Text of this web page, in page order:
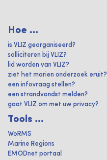
Hoe ...
is VLIZ georganiseerd?
solliciteren bij VLIZ?
lid worden van VLIZ?
ziet het marien onderzoek eruit?
een infovraag stellen?
een strandvondst melden?
gaat VLIZ om met uw privacy?
Tools ...
WoRMS
Marine Regions
EMODnet portaal